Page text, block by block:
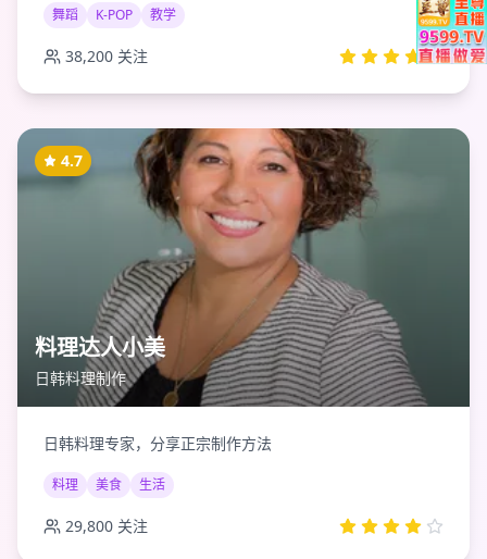
舞蹈 K-POP 教学
38,200 关注
4.7
料理达人小美
日韩料理制作
日韩料理专家，分享正宗制作方法
料理 美食 生活
29,800 关注